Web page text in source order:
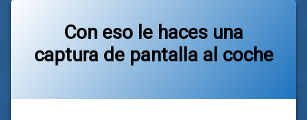
Con eso le haces una
captura de pantalla al coche